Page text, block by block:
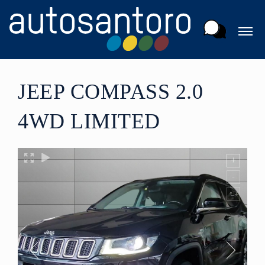
JEEP COMPASS 2.0
4WD LIMITED